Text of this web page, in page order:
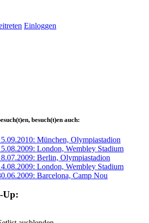
Einloggen
besuch(t)en auch:
München, Olympiastadion
London, Wembley Stadium
Berlin, Olympiastadion
London, Wembley Stadium
Barcelona, Camp Nou
Up: